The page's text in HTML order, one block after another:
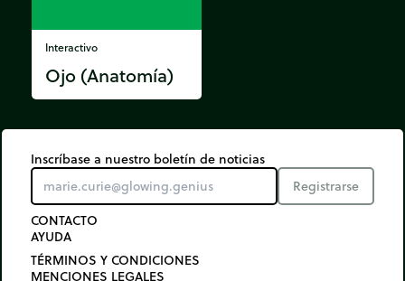
Interactivo
Ojo (Anatomía)
Inscríbase a nuestro boletín de noticias
Registrarse
CONTACTO
AYUDA
TÉRMINOS Y CONDICIONES
MENCIONES LEGALES